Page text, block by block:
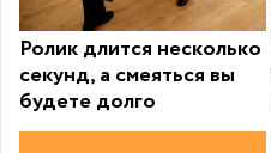
Ролик длится несколько
секунд, а смеяться вы
будете долго